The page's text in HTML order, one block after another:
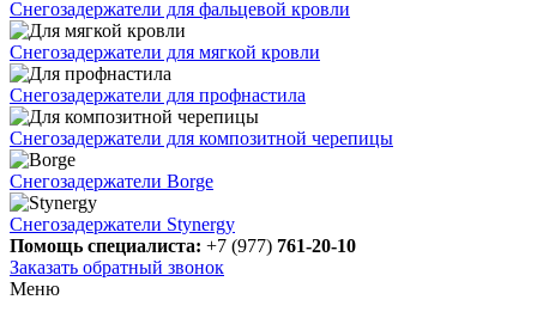
Снегозадержатели для фальцевой кровли
Снегозадержатели для мягкой кровли
Снегозадержатели для профнастила
Снегозадержатели для композитной черепицы
Снегозадержатели Borge
Снегозадержатели Stynergy
Помощь специалиста: +7 (977) 761-20-10
Заказать обратный звонок
Меню